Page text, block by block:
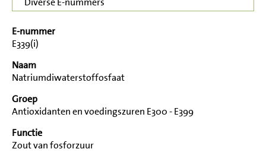
E-nummer
E339(i)
Naam
Natriumdiwaterstoffosfaat
Groep
Antioxidanten en voedingszuren E300 - E399
Functie
Zout van fosforzuur